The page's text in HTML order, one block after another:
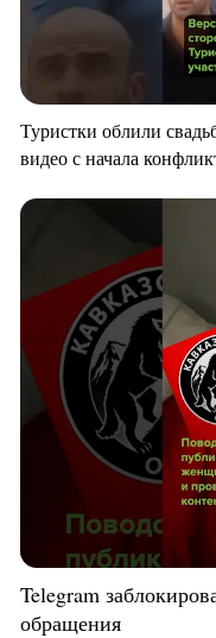
Туристки облили
видео с начала
Telegram
обращения